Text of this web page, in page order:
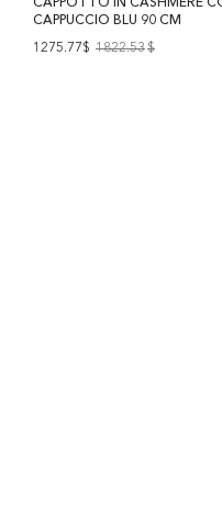
CAPPOTTO IN CASHMERE
CAPPUCCIO BLU 90 CM
1275.77$ 1822.53$